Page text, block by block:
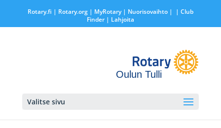
Rotary.fi | Rotary.org| MyRotary | Nuorisovaihto|
| Club
Finder| Lahjoita
Oulun Tulli
Valitse sivu